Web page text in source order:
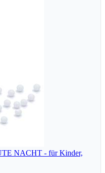
NACHT - für Kinder,